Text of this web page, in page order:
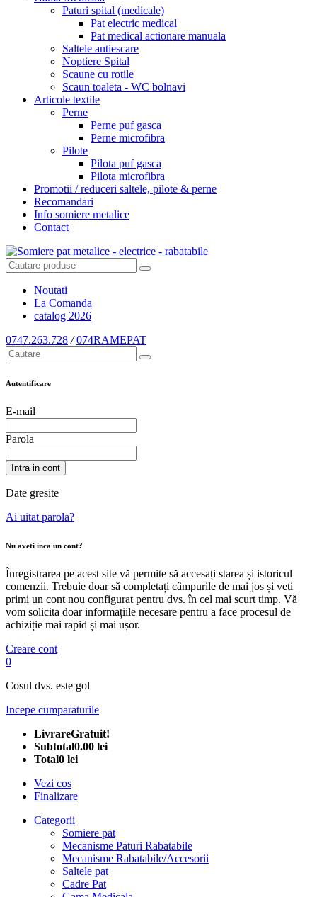
Paturi spital (medicale)
Pat electric medical
Pat medical actionare manuala
Saltele antiescare
Noptiere Spital
Scaune cu rotile
Scaun toaleta - WC bolnavi
Articole textile
Perne
Perne puf gasca
Perne microfibra
Pilote
Pilota puf gasca
Pilota microfibra
Promotii / reduceri saltele, pilote & perne
Recomandari
Info somiere metalice
Contact
Noutati
La Comanda
catalog 2026
0747.263.728 / 074RAMEPAT
Autentificare
E-mail
Parola
Intra in cont
Date gresite
Ai uitat parola?
Nu aveti inca un cont?
Înregistrarea pe acest site vă permite să accesați starea și istoricul
comenzii. Trebuie doar să completați câmpurile de mai jos și veti
primi un cont nou configurat pentru dvs. în cel mai scurt timp. Vă
vom solicita doar informațiile necesare pentru a face procesul de
achiziție mai rapid și mai ușor.
Creare cont
0
Cosul dvs. este gol
Incepe cumparaturile
LivrareGratuit!
Subtotal0.00 lei
Total0 lei
Vezi cos
Finalizare
Categorii
Somiere pat
Mecanisme Paturi Rabatabile
Mecanisme Rabatabile/Accesorii
Saltele pat
Cadre Pat